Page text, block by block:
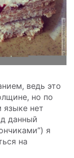
ведь это
но по
языке нет
данный
я
на